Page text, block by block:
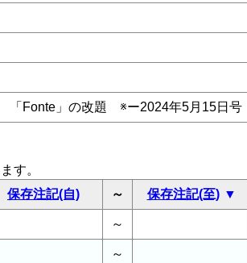
「Fonte」の改題 ※ー2024年5月15日号
す。
保存注記(自) ～ 保存注記(至)
～
～